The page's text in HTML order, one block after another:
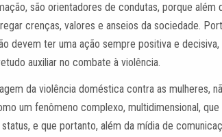
são orientadores de condutas, porque além
crenças, valores e anseios da sociedade.
devem ter uma ação sempre positiva e decisiva,
auxiliar no combate à violência.
da violência doméstica contra as mulheres,
um fenômeno complexo, multidimensional, que
e que portanto, além da mídia de